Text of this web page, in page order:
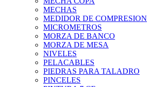
MECHAS
MEDIDOR DE COMPRESION
MICROMETROS
MORZA DE BANCO
MORZA DE MESA
NIVELES
PELACABLES
PIEDRAS PARA TALADRO
PINCELES